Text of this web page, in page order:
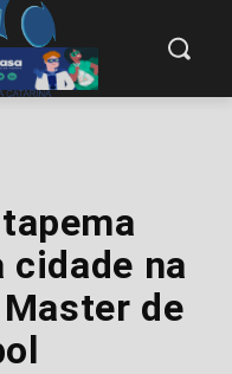
cidade na
de
check